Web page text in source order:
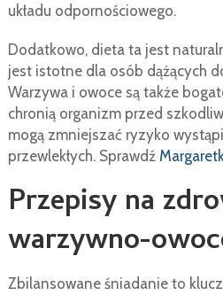
układu odpornościowego.
Dodatkowo, dieta ta jest
jest istotne dla osób dążących
Warzywa i owoce są także
chronią organizm przed
mogą zmniejszać ryzyko
przewlekłych. Sprawdź
Przepisy na
warzywno-
Zbilansowane śniadanie to